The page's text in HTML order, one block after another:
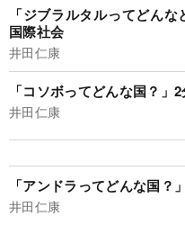
「ジブラルタルってどん
国際社会
井田仁康
「コソボってどんな国？」
井田仁康
「アンドラってどんな国？
井田仁康